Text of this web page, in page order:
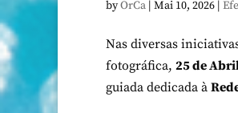
byOrCa | Mai 10, 2026 |
Nas diversas
fotográfica, 25 de
guiada dedicada à